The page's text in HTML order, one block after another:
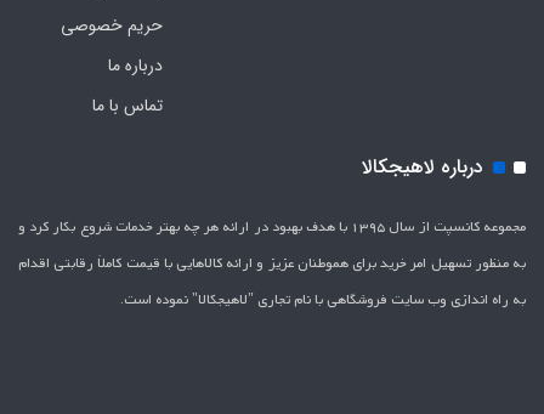
حریم خصوصی
درباره ما
تماس با ما
درباره لاهیجکالا
مجموعه کانسپت از سال 1395 با هدف بهبود در ارائه هر چه بهتر خدمات شروع بکار کرد و
به منظور تسهیل امر خرید برای هموطنان عزیز و ارائه کالاهایی با قیمت کاملاَ رقابتی اقدام
به راه اندازی وب سایت فروشگاهی با نام تجاری "لاهیج­کالا" نموده است.